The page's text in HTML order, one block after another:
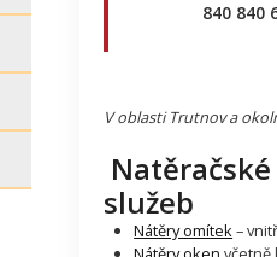
840 840
V oblasti Trutnov a
služeb
Nátěry omítek–